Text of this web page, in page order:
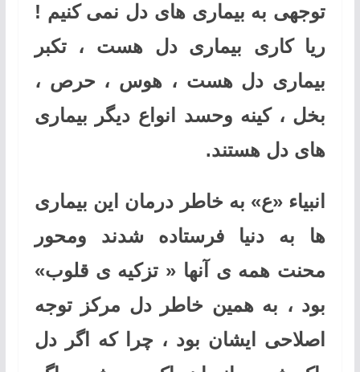
توجهی به بیماری های دل نمی کنیم !
ریا کاری بیماری دل هست ، تکبر
بیماری دل هست ، هوس ، حرص ،
بخل ، کینه وحسد انواع دیگر بیماری
های دل هستند.
انبیاء «ع» به خاطر درمان این بیماری
ها به دنیا فرستاده شدند ومحور
محنت همه ی آنها « تزکیه ی قلوب»
بود ، به همین خاطر دل مرکز توجه
اصلاحی ایشان بود ، چرا که اگر دل